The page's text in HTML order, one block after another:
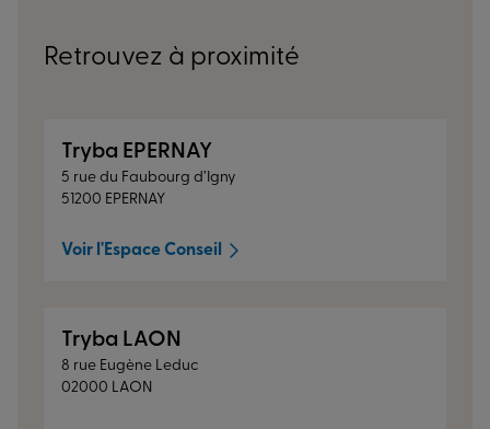
Retrouvez à proximité
Tryba EPERNAY
5 rue du Faubourg d’Igny
51200 EPERNAY
Voir l'Espace Conseil
Tryba LAON
8 rue Eugène Leduc
02000 LAON